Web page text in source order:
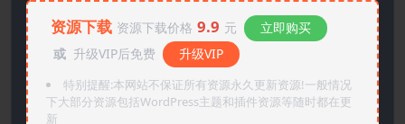
资源下载 资源下载价格 9.9 元
立即购买
或 升级VIP后免费 升级VIP
特别提醒:本网站不保证所有资源永久更新资源!一般情况
下大部分资源包括WordPress主题和插件资源等随时都在更
新